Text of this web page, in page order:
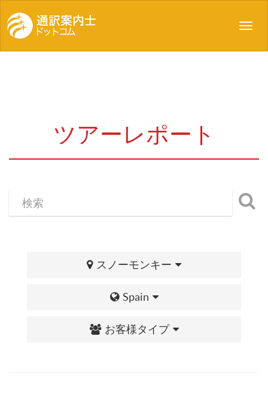
ツアーレポート
スノーモンキー
Spain
お客様タイプ